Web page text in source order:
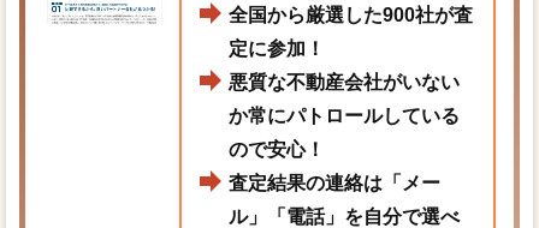
全国から厳選した900社が査
定に参加！
悪質な不動産会社がいない
か常にパトロールしている
ので安心！
査定結果の連絡は「メー
ル」「電話」を自分で選べ